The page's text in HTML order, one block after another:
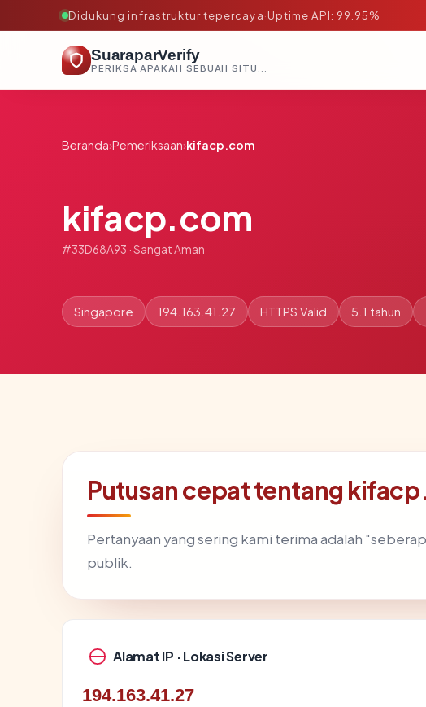
Didukung infrastruktur tepercaya·Uptime API: 99.95%
SuaraparVerify
PERIKSA APAKAH SEBUAH SITUS AMAN, TEPERCAYA, DAN TERVERIFIKASI DALAM HITUNGAN DETIK.
Beranda›Pemeriksaan›kifacp.com
kifacp.com
#33D68A93 · Sangat Aman
Singapore 194.163.41.27 HTTPS Valid 5.1 tahun
Putusan cepat tentang
Pertanyaan yang sering kami terima adalah
publik.
Alamat IP · Lokasi Server
194.163.41.27